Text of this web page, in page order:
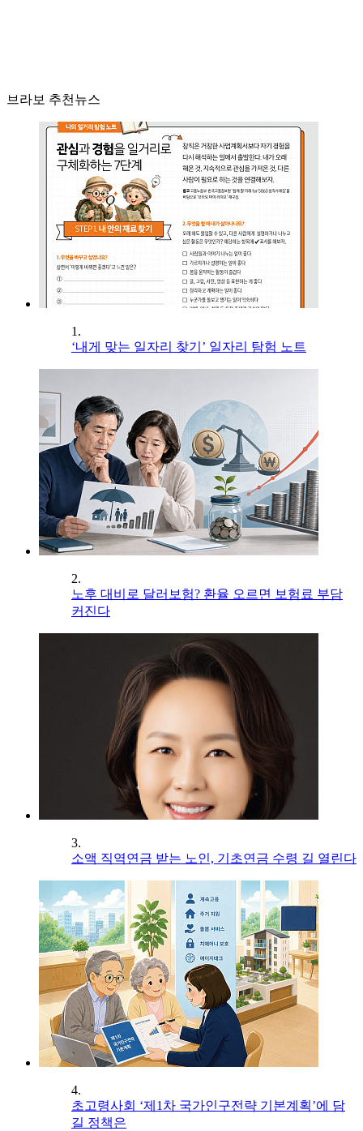
브라보 추천뉴스
1.
‘내게 맞는 일자리 찾기’ 일자리 탐험 노트
2.
노후 대비로 달러보험? 환율 오르면 보험료 부담
커진다
3.
소액 직역연금 받는 노인, 기초연금 수령 길 열린다
4.
초고령사회 ‘제1차 국가인구전략 기본계획’에 담
길 정책은